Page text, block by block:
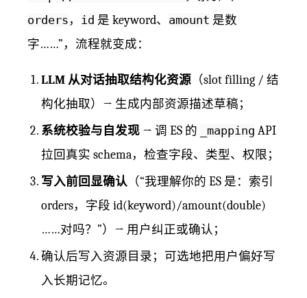
orders ， id 是 keyword、 amount 是数
字……”，流程就变成：
LLM 从对话抽取结构化资源 （slot filling / 结
构化抽取）→ 生成内部资源描述草稿；
系统校验与自发现 → 调 ES 的 _mapping API
拉回真实 schema，检查字段、类型、权限；
写入前回显确认 （“我理解你的 ES 是：索引
orders，字段 id(keyword)/amount(double)
……对吗？”）→ 用户纠正或确认；
确认后写入资源目录；可选地把用户偏好写
入长期记忆。